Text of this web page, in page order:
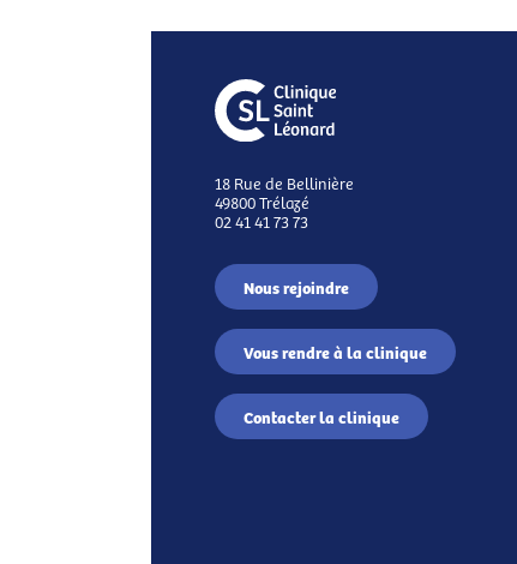
18 Rue de Bellinière
49800 Trélazé
02 41 41 73 73
Nous rejoindre
Vous rendre à la clinique
Contacter la clinique